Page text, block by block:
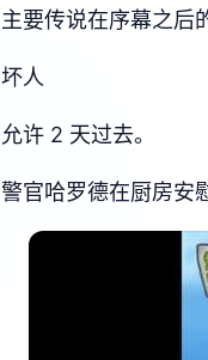
主要传说在序幕之后
坏人
允许 2 天过去。
警官哈罗德在厨房安